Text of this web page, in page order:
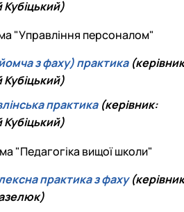
"Управління персоналом"
з фаху) практика
практика(керівник:
"Педагогіка вищої школи"
практика з фаху